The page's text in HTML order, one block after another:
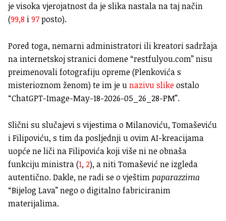
je visoka vjerojatnost da je slika nastala na taj način
(99,8 i97posto).
Pored toga, nemarni administratori ili kreatori sadržaja
na internetskoj stranici domene “restfulyou.com” nisu
preimenovali fotografiju opreme (Plenkovića s
misterioznom ženom) te im je unazivu slikeostalo
“ChatGPT-Image-May-18-2026-05_26_28-PM”.
Slični su slučajevi s vijestima o Milanoviću, Tomaševiću
i Filipoviću, s tim da posljednji u ovim AI-kreacijama
uopće ne liči na Filipovića koji više ni ne obnaša
funkciju ministra (1, 2), a niti Tomašević ne izgleda
autentično. Dakle, ne radi se o vještim paparazzima
“Bijelog Lava” nego o digitalno fabriciranim
materijalima.